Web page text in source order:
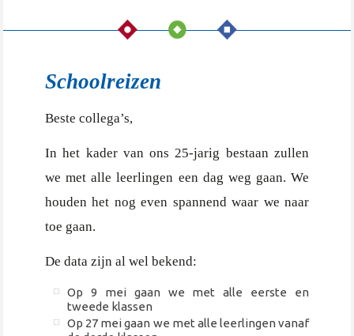
Schoolreizen
Beste collega’s,
In het kader van ons 25-jarig bestaan zullen
we met alle leerlingen een dag weg gaan. We
houden het nog even spannend waar we naar
toe gaan.
De data zijn al wel bekend:
Op 9 mei gaan we met alle eerste en
tweede klassen
Op 27 mei gaan we met alle leerlingen vanaf